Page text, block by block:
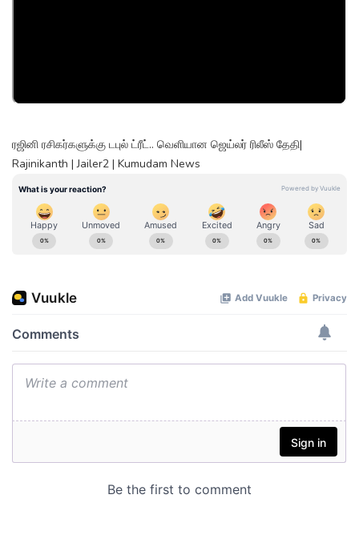
ரஜினி ரசிகர்களுக்கு டபுல் ட்ரீட்.. வெளியான ஜெய்லர் ரிலீஸ் தேதி|
Rajinikanth | Jailer2 | Kumudam News